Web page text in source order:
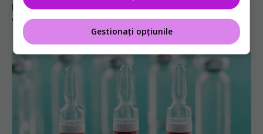
MIS-C, complicația pediatrică a COVID. Boala,
confundată de sistemul imunitar al copiilor
17 aug 2024, 17:45 Gestionați opțiunile